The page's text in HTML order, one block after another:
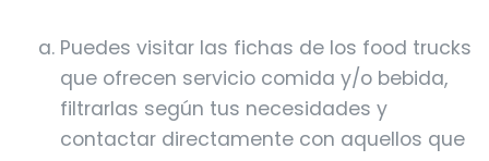
Puedes visitar las fichas de los food trucks
que ofrecen servicio comida y/o bebida,
filtrarlas según tus necesidades y
contactar directamente con aquellos que